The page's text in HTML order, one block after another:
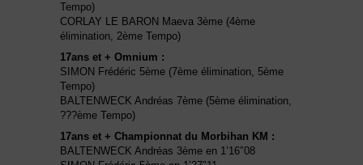
Tempo)
CORLAY LE BARON Maeva 3ème (4ème
élimination, 2ème Tempo)
17ans et + Omnium :
SIMON Frédéric 5ème (7ème élimination, 5ème
Tempo)
BALTENWECK Andréas 7ème (5ème élimination,
???ème Tempo)
17ans et + Championnat du Morbihan KM :
BALTENWECK Andréas 3ème en 1’16″08